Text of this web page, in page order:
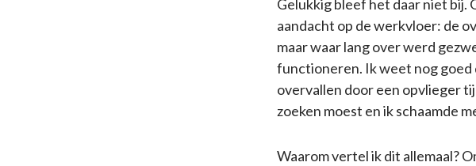
Gelukkig bleef het daar niet
aandacht op de werkvloer: de
maar waar lang over werd
functioneren. Ik weet nog
overvallen door een opvlieger
zoeken moest en ik schaamde
Waarom vertel ik dit allemaal?